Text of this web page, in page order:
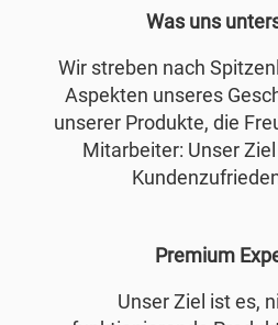
Was uns
Wir streben nach
Aspekten unseres
unserer Produkte, die
Mitarbeiter: Unser
Premium
Unser Ziel ist es,